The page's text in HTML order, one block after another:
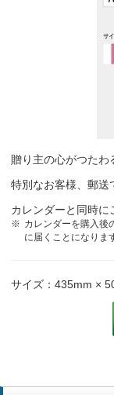
贈り主の心がつたわ
特別なお客様、郵送
カレンダーと同時に
カレンダーを購入後
に届くことになりま
サイズ：435mm ×